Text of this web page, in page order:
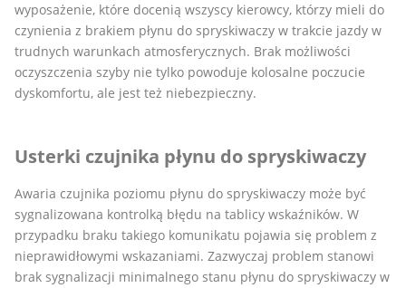
wyposażenie, które docenią wszyscy kierowcy, którzy mieli do
czynienia z brakiem płynu do spryskiwaczy w trakcie jazdy w
trudnych warunkach atmosferycznych. Brak możliwości
oczyszczenia szyby nie tylko powoduje kolosalne poczucie
dyskomfortu, ale jest też niebezpieczny.
Usterki czujnika płynu do spryskiwaczy
Awaria czujnika poziomu płynu do spryskiwaczy może być
sygnalizowana kontrolką błędu na tablicy wskaźników. W
przypadku braku takiego komunikatu pojawia się problem z
nieprawidłowymi wskazaniami. Zazwyczaj problem stanowi
brak sygnalizacji minimalnego stanu płynu do spryskiwaczy w